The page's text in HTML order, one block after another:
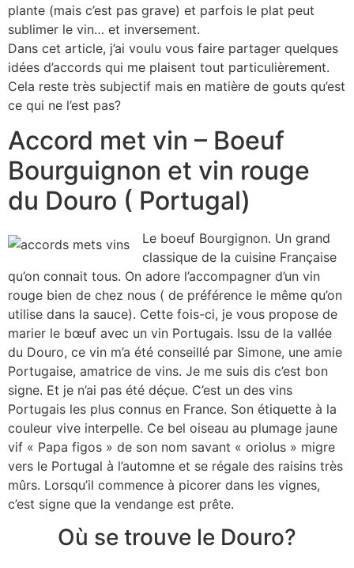
plante (mais c’est pas grave) et parfois le plat peut
sublimer le vin… et inversement.
Dans cet article, j’ai voulu vous faire partager quelques
idées d’accords qui me plaisent tout particulièrement.
Cela reste très subjectif mais en matière de gouts qu’est
ce qui ne l’est pas?
Accord met vin – Boeuf
Bourguignon et vin rouge
du Douro ( Portugal)
Le boeuf Bourgignon. Un grand
classique de la cuisine Française
qu’on connait tous. On adore l’accompagner d’un vin
rouge bien de chez nous ( de préférence le même qu’on
utilise dans la sauce). Cette fois-ci, je vous propose de
marier le bœuf avec un vin Portugais. Issu de la vallée
du Douro, ce vin m’a été conseillé par Simone, une amie
Portugaise, amatrice de vins. Je me suis dis c’est bon
signe. Et je n’ai pas été déçue. C’est un des vins
Portugais les plus connus en France. Son étiquette à la
couleur vive interpelle. Ce bel oiseau au plumage jaune
vif « Papa figos » de son nom savant « oriolus » migre
vers le Portugal à l’automne et se régale des raisins très
mûrs. Lorsqu’il commence à picorer dans les vignes,
c’est signe que la vendange est prête.
Où se trouve le Douro?